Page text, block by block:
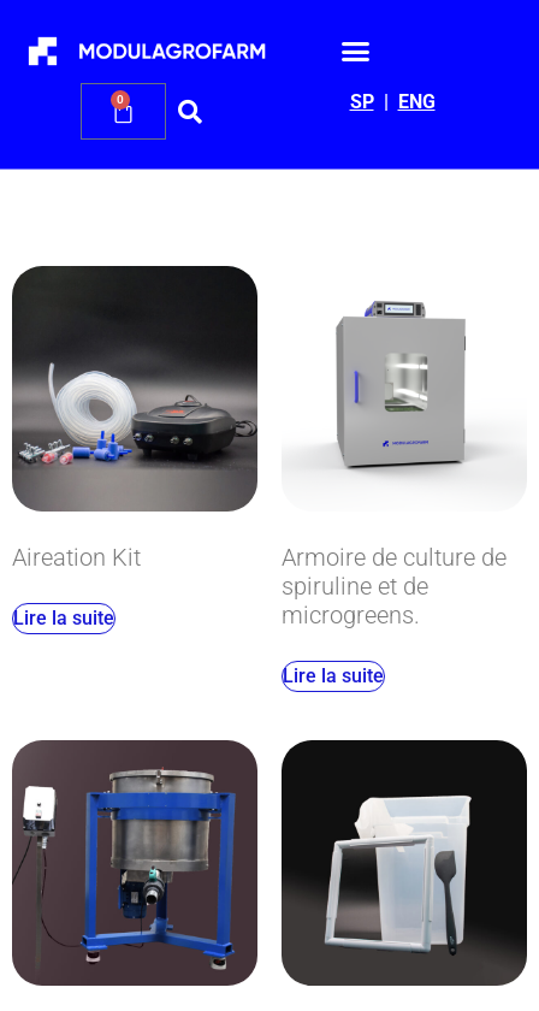
0 SP| ENG
Aireation Kit
Lire la suite
Armoire de culture de
spiruline et de
microgreens.
Lire la suite